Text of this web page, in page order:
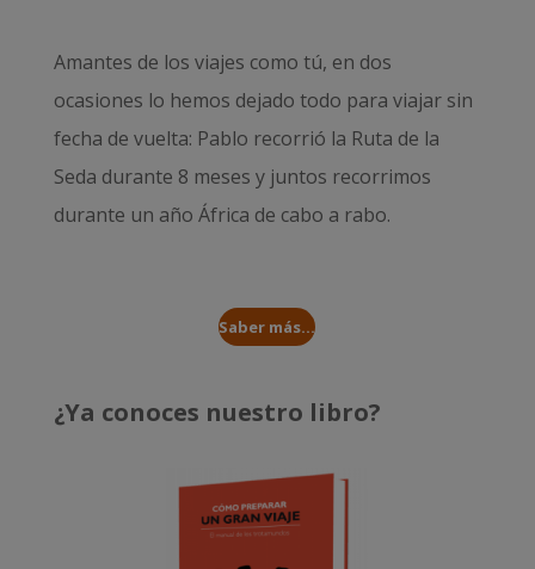
Amantes de los viajes como tú, en dos
ocasiones lo hemos dejado todo para viajar sin
fecha de vuelta: Pablo recorrió la Ruta de la
Seda durante 8 meses y juntos recorrimos
durante un año África de cabo a rabo.
Saber más...
¿Ya conoces nuestro libro?